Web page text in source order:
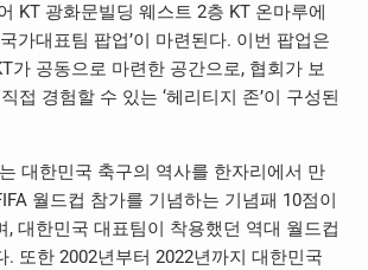
KT 광화문빌딩 웨스트 2층 KT 온마루에
가대표팀 팝업’이 마련된다. 이번 팝업은
가 공동으로 마련한 공간으로, 협회가 보
접 경험할 수 있는 ‘헤리티지 존’이 구성된
는 대한민국 축구의 역사를 한자리에서 만
월드컵 참가를 기념하는 기념패 10점이
, 대한민국 대표팀이 착용했던 역대 월드컵
. 또한 2002년부터 2022년까지 대한민국